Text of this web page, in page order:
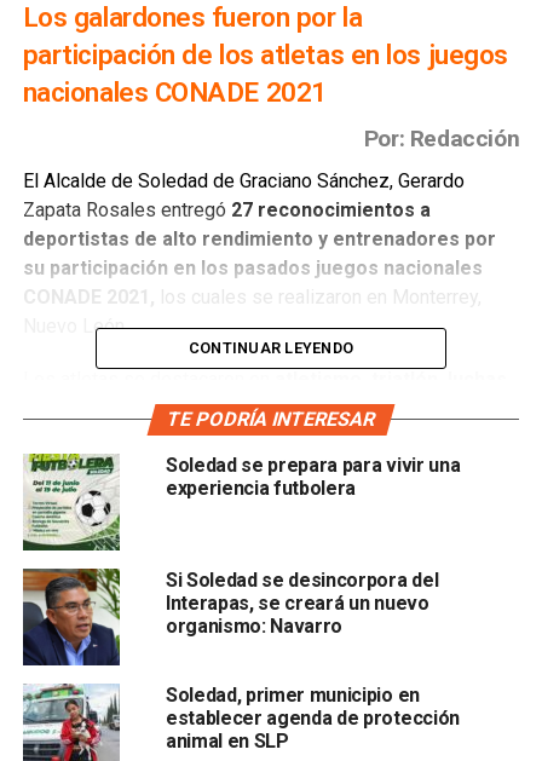
Los galardones fueron por la
participación de los atletas en los juegos
nacionales CONADE 2021
Por: Redacción
El Alcalde de Soledad de Graciano Sánchez, Gerardo
Zapata Rosales entregó 27 reconocimientos a
deportistas de alto rendimiento y entrenadores por
su participación en los pasados juegos nacionales
CONADE 2021,
los cuales se realizaron en Monterrey,
Nuevo León.
asociadas y taekwondoy distinciones a los profesores
Aníbal Ibarra Loredo en la disciplina de atletismo y triatlón;
José de Jesús Martínez en taekwondo, Humberto
SánchezIbarra y Enrique Aguilar Zermeño en luchas
asociadas.
Zapata Rosales reconoció la disciplina y liderazgo de
cada uno de los deportistas y sus respectivos
entrenadores.
Por su parte a nombre de la Dirección Municipal de
Deportes, Antonio Sánchez externó que es motivo de
orgullo contar con la presencia de jóvenes soledenses
CONTINUAR LEYENDO
TE PODRÍA INTERESAR
Soledad se prepara para vivir una
experiencia futbolera
Si Soledad se desincorpora del
Interapas, se creará un nuevo
organismo: Navarro
Soledad, primer municipio en
establecer agenda de protección
animal en SLP